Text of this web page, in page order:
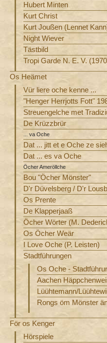
Hubert Minten
Kurt Christ
Kurt Joußen (Lennet
Night Wiever
Tästbild
Tropi Garde N. E. V.
Os Heämet
Vür liere oche kenne ...
"Henger Herrjotts Fott"
Streuengelche met
De Krüzzbrür
... va Oche
Dat ... jitt et e Oche ze
Dat ... es va Oche
Öcher Ameröllche
Bou "Öcher Mönster"
D'r Düvelsberg / D'r
Os Prente
De Klapperjaaß
Öcher Wörter (M.
Os Öcher Weär
I Love Oche (P. Leisten)
Stadtführungen
Os Oche -
Aachen
Lüühtemann/
Rongs öm Mönster
För os Kenger
Hörspiele